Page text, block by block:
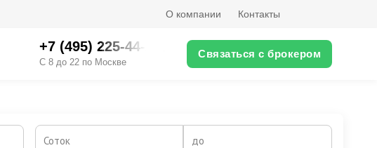
О компании Контакты
+7 (495) 225-44-XX
С 8 до 22 по Москве
Связаться с брокером
Соток до